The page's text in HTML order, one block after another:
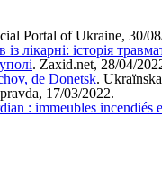
Portal of Ukraine, 30/
лікарні: історія
. Zaxid.net, 28/04/
de Donetsk.
17/03/2022.
: immeubles